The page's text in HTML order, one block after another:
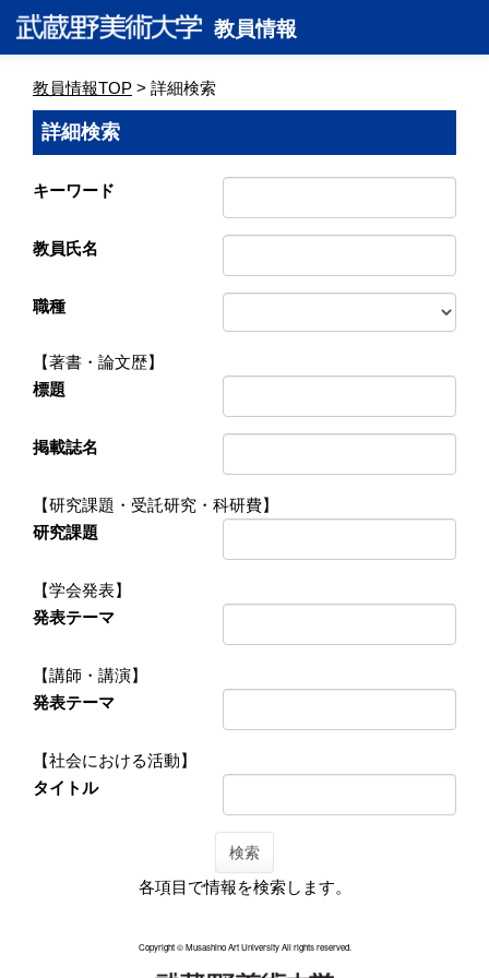
教員情報
教員情報TOP > 詳細検索
詳細検索
キーワード
教員氏名
職種
【著書・論文歴】
標題
掲載誌名
【研究課題・受託研究・科研費】
研究課題
【学会発表】
発表テーマ
【講師・講演】
発表テーマ
【社会における活動】
タイトル
検索
各項目で情報を検索します。
Copyright © Musashino Art University All rights reserved.